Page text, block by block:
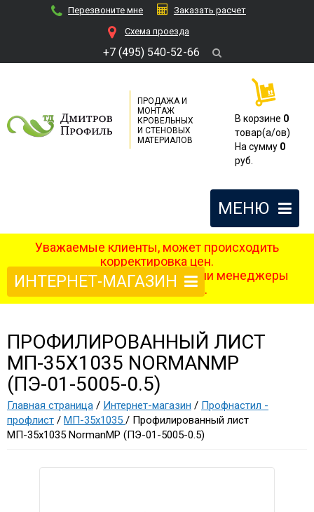
Перезвоните мне
Заказать расчет
Cхема проезда
+7 (495) 540-52-66
ПРОДАЖА И
МОНТАЖ
КРОВЕЛЬНЫХ
И СТЕНОВЫХ
МАТЕРИАЛОВ
В корзине 0
товар(a/ов)
На сумму 0
руб.
МЕНЮ
Уважаемые клиенты, может происходить
корректировка цен.
После оформления заказа наши менеджеры
свяжутся с вами.
ИНТЕРНЕТ-МАГАЗИН
ПРОФИЛИРОВАННЫЙ ЛИСТ
МП-35Х1035 NORMANMP
(ПЭ-01-5005-0.5)
Главная страница / Интернет-магазин / Профнастил -
профлист / МП-35х1035 / Профилированный лист
МП-35х1035 NormanMP (ПЭ-01-5005-0.5)